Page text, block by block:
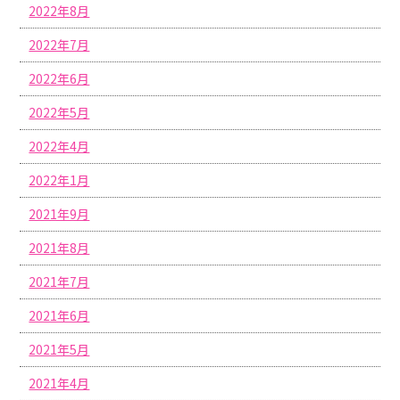
2022年8月
2022年7月
2022年6月
2022年5月
2022年4月
2022年1月
2021年9月
2021年8月
2021年7月
2021年6月
2021年5月
2021年4月